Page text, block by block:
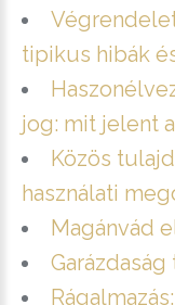
tipikus hibák
jog: mit jelent
Közös
használati
Magánvád
Garázdaság